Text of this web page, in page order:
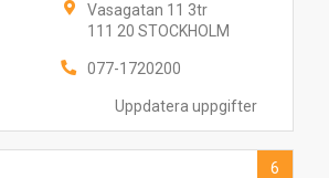
Uppdatera uppgifter
Vasagatan 11 3tr
111 20 STOCKHOLM
077-1720200
6